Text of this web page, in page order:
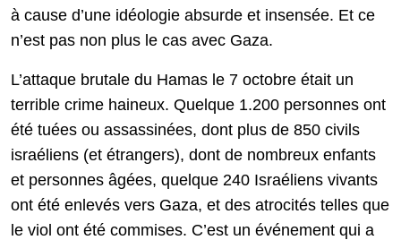
à cause d’une idéologie absurde et insensée. Et ce
n’est pas non plus le cas avec Gaza.
L’attaque brutale du Hamas le 7 octobre était un
terrible crime haineux. Quelque 1.200 personnes ont
été tuées ou assassinées, dont plus de 850 civils
israéliens (et étrangers), dont de nombreux enfants
et personnes âgées, quelque 240 Israéliens vivants
ont été enlevés vers Gaza, et des atrocités telles que
le viol ont été commises. C’est un événement qui a